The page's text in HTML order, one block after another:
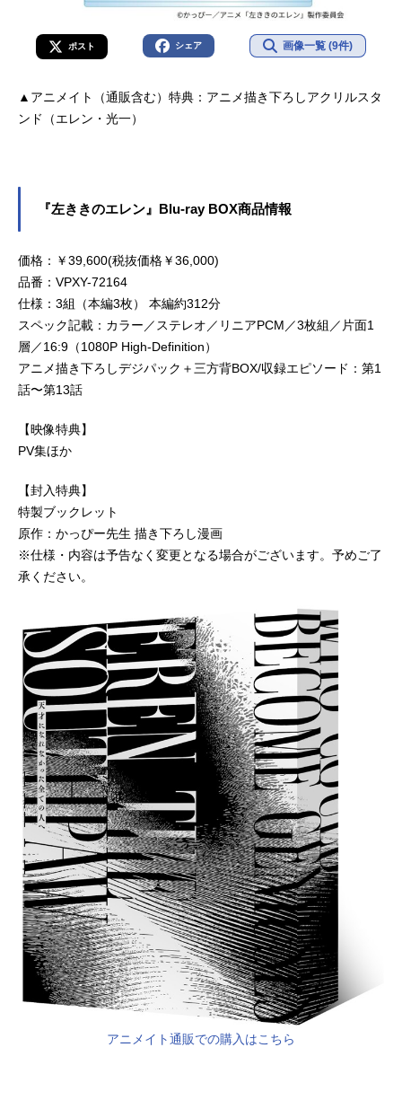
ポスト シェア 画像一覧 (9件)
▲アニメイト（通販含む）特典：アニメ描き下ろしアクリルスタ
ンド（エレン・光一）
『左ききのエレン』Blu-ray BOX商品情報
価格：￥39,600(税抜価格￥36,000)
品番：VPXY-72164
仕様：3組（本編3枚） 本編約312分
スペック記載：カラー／ステレオ／リニアPCM／3枚組／⽚⾯1
層／16:9（1080P High-Definition）
アニメ描き下ろしデジパック＋三⽅背BOX/収録エピソード：第1
話〜第13話
【映像特典】
PV集ほか
【封⼊特典】
特製ブックレット
原作：かっぴー先⽣ 描き下ろし漫画
※仕様・内容は予告なく変更となる場合がございます。予めご了
承ください。
アニメイト通販での購入はこちら